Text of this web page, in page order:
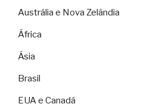
Austrália e Nova Zelândia
África
Ásia
Brasil
EUA e Canadá